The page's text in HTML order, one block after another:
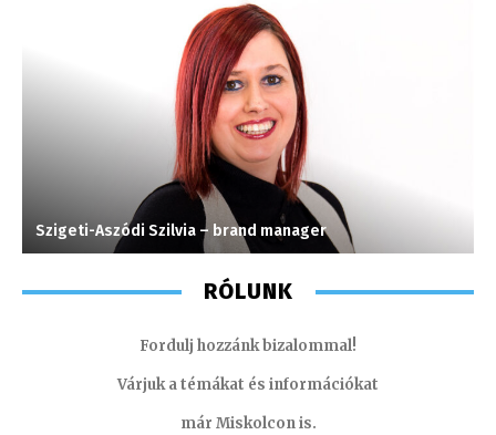
Szigeti-Aszódi Szilvia – brand manager
RÓLUNK
Fordulj hozzánk bizalommal!
Várjuk a témákat és információkat
már Miskolcon is.